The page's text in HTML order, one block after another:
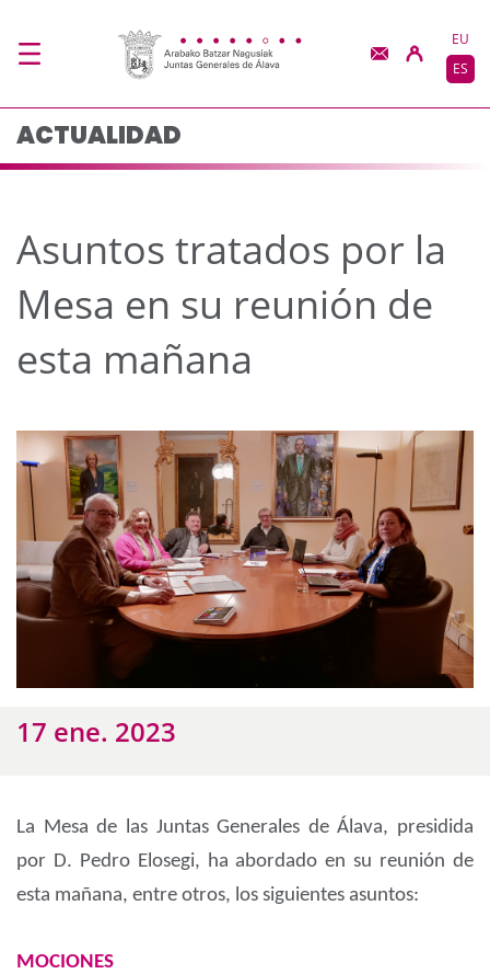
Asuntos tratados por
EU
ES
ACTUALIDAD
Asuntos tratados por la
Mesa en su reunión de
esta mañana
17 ene. 2023
La Mesa de las Juntas Generales de Álava, presidida
por D. Pedro Elosegi, ha abordado en su reunión de
esta mañana, entre otros, los siguientes asuntos:
MOCIONES